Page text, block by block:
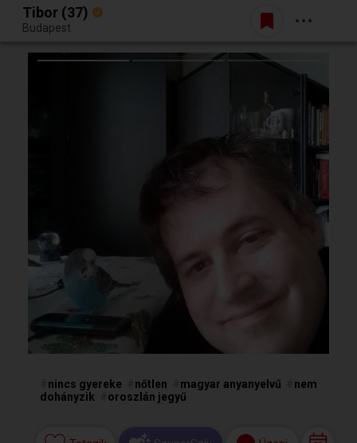
Egy jó randiból bármi lehet.
Belépés
Tibor (37)
Budapest
nincs gyereke nőtlen magyar anyanyelvű
nem
dohányzik
oroszlán jegyű